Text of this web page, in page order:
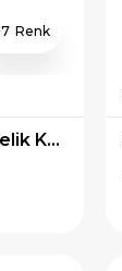
7
Ferrucci FER.03757M.01 Çelik Kordon Kadın Kol Saati